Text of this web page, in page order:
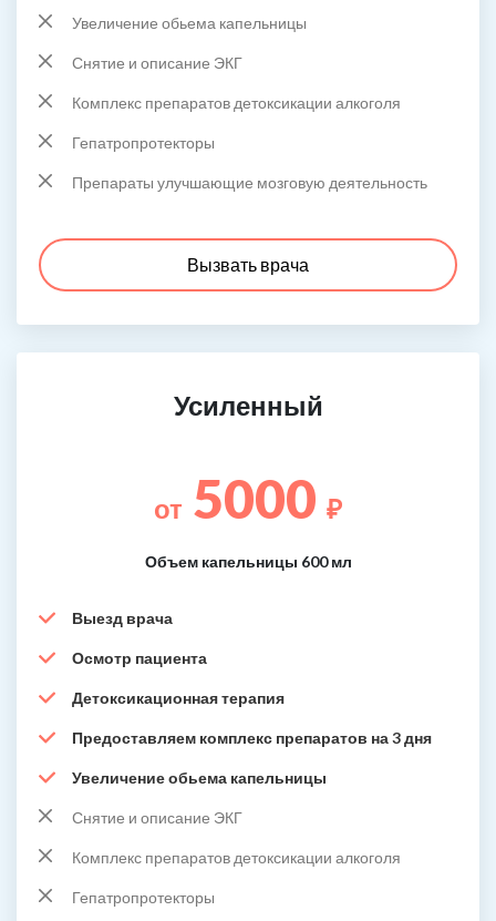
Увеличение обьема капельницы
Снятие и описание ЭКГ
Комплекс препаратов детоксикации алкоголя
Гепатропротекторы
Препараты улучшающие мозговую деятельность
Вызвать врача
Усиленный
от 5000 ₽
Объем капельницы 600 мл
Выезд врача
Осмотр пациента
Детоксикационная терапия
Предоставляем комплекс препаратов на 3 дня
Увеличение обьема капельницы
Снятие и описание ЭКГ
Комплекс препаратов детоксикации алкоголя
Гепатропротекторы